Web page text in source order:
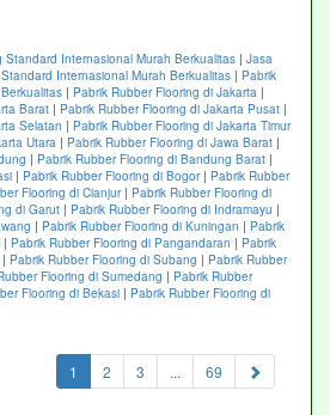
Standard Internasional Murah Berkualitas | Jasa
Internasional Murah Berkualitas | Pabrik
| Pabrik Rubber Flooring di Jakarta |
Barat | Pabrik Rubber Flooring di Jakarta Pusat |
Selatan | Pabrik Rubber Flooring di Jakarta Timur
Utara | Pabrik Rubber Flooring di Jawa Barat |
| Pabrik Rubber Flooring di Bandung Barat |
| Pabrik Rubber Flooring di Bogor| Pabrik Rubber
Flooring di Cianjur| Pabrik Rubber Flooring di
di Garut | Pabrik Rubber Flooring di Indramayu |
| Pabrik Rubber Flooring di Kuningan | Pabrik
| Pabrik Rubber Flooring di Pangandaran | Pabrik
| Pabrik Rubber Flooring di Subang | Pabrik Rubber
Flooring di Sumedang | Pabrik Rubber
Flooring di Bekasi | Pabrik Rubber Flooring di
1 (current)
2 3 ... 69